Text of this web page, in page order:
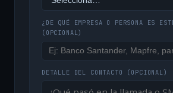
¿DE QUÉ EMPRESA O PERSONA ES
(OPCIONAL)
DETALLE DEL CONTACTO (OPCIONAL)